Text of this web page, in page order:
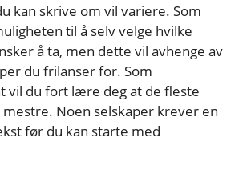
kan skrive om vil variere. Som
til å selv velge hvilke
å ta, men dette vil avhenge av
du frilanser for. Som
vil du fort lære deg at de fleste
Noen selskaper krever en
før du kan starte med